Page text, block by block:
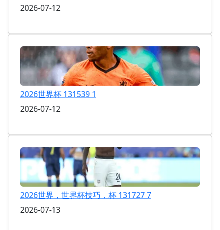
2026-07-12
2026世界杯 131539 1
2026-07-12
2026世界，世界杯技巧，杯 131727 7
2026-07-13